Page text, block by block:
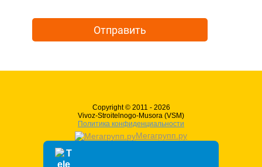
Отправить
Copyright © 2011 - 2026
Vivoz-Stroitelnogo-Musora (VSM)
Политика конфиденциальности
Мегагрупп.ру